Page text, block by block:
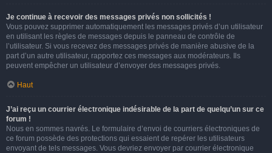
Je continue à recevoir des messages privés non sollicités !
Vous pouvez supprimer automatiquement les messages privés d’un utilisateur
en utilisant les règles de messages depuis le panneau de contrôle de
l’utilisateur. Si vous recevez des messages privés de manière abusive de la
part d’un autre utilisateur, rapportez ces messages aux modérateurs. Ils
peuvent empêcher un utilisateur d’envoyer des messages privés.
Haut
J’ai reçu un courrier électronique indésirable de la part de quelqu’un sur ce
forum !
Nous en sommes navrés. Le formulaire d’envoi de courriers électroniques de
ce forum possède des protections qui essaient de repérer les utilisateurs
envoyant de tels messages. Vous devriez envoyer par courrier électronique